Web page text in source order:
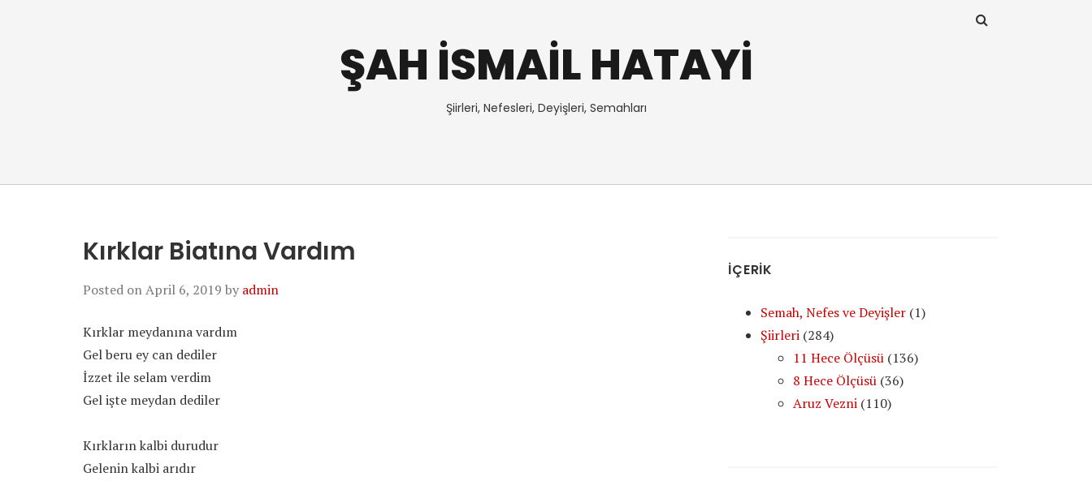
ŞAH İSMAİL HATAYİ
Şiirleri, Nefesleri, Deyişleri, Semahları
Kırklar Biatına Vardım
Posted onApril 6, 2019 by admin
Kırklar meydanına vardım
Gel beru ey can dediler
İzzet ile selam verdim
Gel işte meydan dediler
Kırkların kalbi durudur
Gelenin kalbi arıdır
İÇERİK
Semah, Nefes ve Deyişler (1)
Şiirleri (284)
11 Hece Ölçüsü (136)
8 Hece Ölçüsü (36)
Aruz Vezni (110)